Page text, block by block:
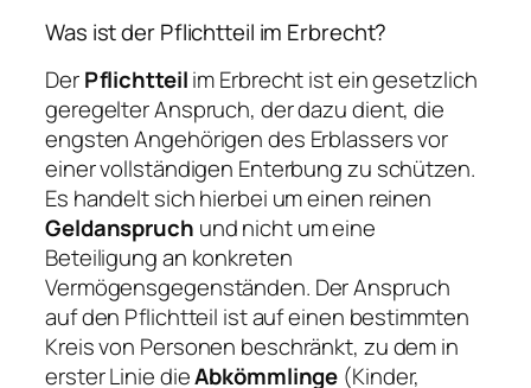
Was ist der Pflichtteil im Erbrecht?
DerPflichtteilim Erbrecht ist ein gesetzlich
geregelter Anspruch, der dazu dient, die
engsten Angehörigen des Erblassers vor
einer vollständigen Enterbung zu schützen.
Es handelt sich hierbei um einen reinen
Geldanspruch und nicht um eine
Beteiligung an konkreten
Vermögensgegenständen. Der Anspruch
auf den Pflichtteil ist auf einen bestimmten
Kreis von Personen beschränkt, zu dem in
erster Linie dieAbkömmlinge (Kinder,